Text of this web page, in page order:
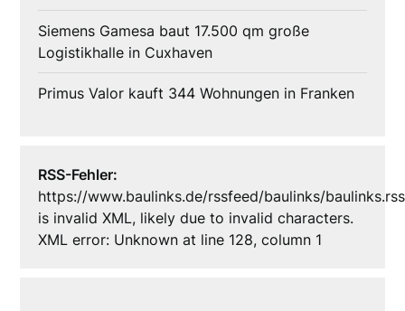
Siemens Gamesa baut 17.500 qm große
Logistikhalle in Cuxhaven
Primus Valor kauft 344 Wohnungen in Franken
RSS-Fehler:
https://www.baulinks.de/rssfeed/baulinks/baulinks.rss
is invalid XML, likely due to invalid characters.
XML error: Unknown at line 128, column 1